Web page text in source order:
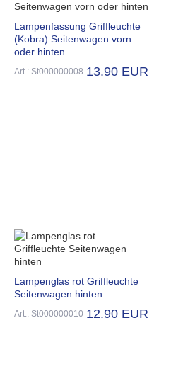
Lampenfassung Griffleuchte
(Kobra) Seitenwagen vorn
oder hinten
Art.: St000000008 13.90 EUR
Lampenglas rot Griffleuchte
Seitenwagen hinten
Art.: St000000010 12.90 EUR